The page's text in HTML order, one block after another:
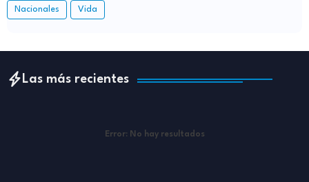
Nacionales Vida
Las más recientes
Error: No hay resultados